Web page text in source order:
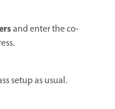
and enter the co-
setup as usual.